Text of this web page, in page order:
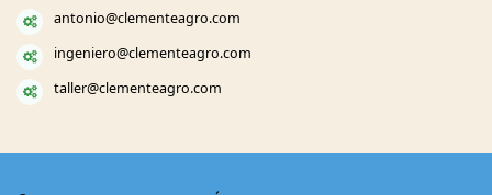
antonio@clementeagro.com
ingeniero@clementeagro.com
taller@clementeagro.com